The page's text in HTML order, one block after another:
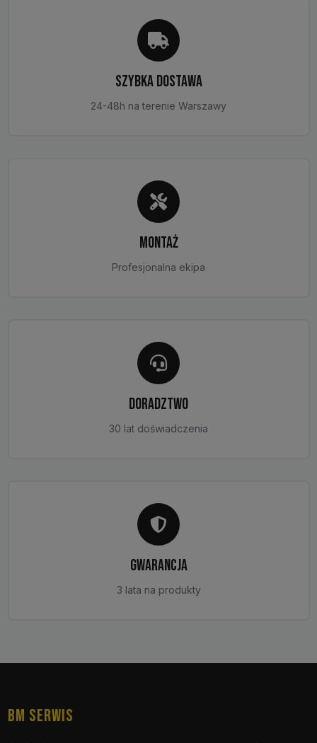
SZYBKA DOSTAWA
24-48h na terenie Warszawy
MONTAŻ
Profesjonalna ekipa
DORADZTWO
30 lat doświadczenia
GWARANCJA
3 lata na produkty
BM SERWIS